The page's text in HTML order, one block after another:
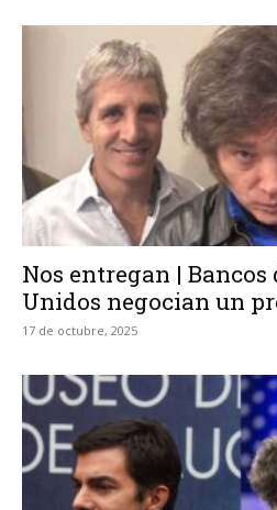
Nos entregan | Bancos
Unidos negocian un
17 de octubre, 2025